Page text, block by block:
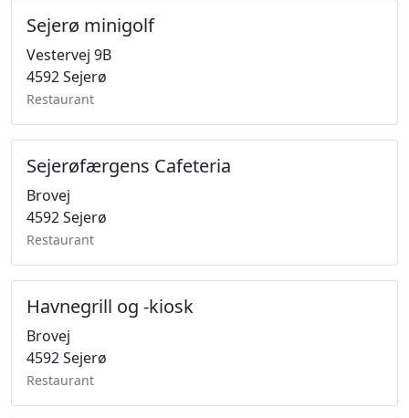
Sejerø minigolf
Vestervej 9B
4592 Sejerø
Restaurant
Sejerøfærgens Cafeteria
Brovej
4592 Sejerø
Restaurant
Havnegrill og -kiosk
Brovej
4592 Sejerø
Restaurant